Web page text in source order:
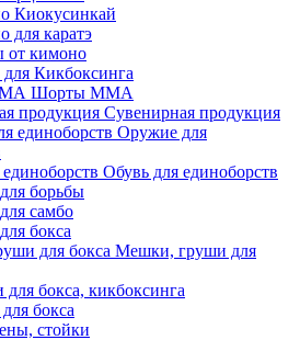
Киокусинкай
для каратэ
кимоно
Кикбоксинга
Шорты ММА
Сувенирная продукция
Оружие для
Обувь для единоборств
борьбы
самбо
бокса
Мешки, груши для
бокса, кикбоксинга
бокса
стойки